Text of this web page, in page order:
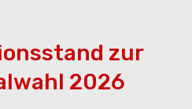
zur
2026